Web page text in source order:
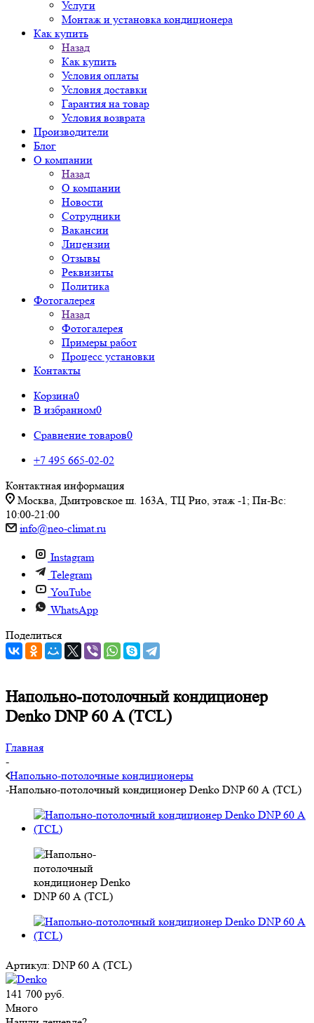
Услуги
Монтаж и установка кондиционера
Как купить
Назад
Как купить
Условия оплаты
Условия доставки
Гарантия на товар
Условия возврата
Производители
Блог
О компании
Назад
О компании
Новости
Сотрудники
Вакансии
Лицензии
Отзывы
Реквизиты
Политика
Фотогалерея
Назад
Фотогалерея
Примеры работ
Процесс установки
Контакты
Корзина0
В избранном0
Сравнение товаров0
+7 495 665-02-02
Контактная информация
Москва, Дмитровское ш. 163А, ТЦ Рио, этаж -1; Пн-Вс:
10:00-21:00
info@neo-climat.ru
Instagram
Telegram
YouTube
WhatsApp
Поделиться
Напольно-потолочный кондиционер
Denko DNP 60 А (TCL)
Главная
-
Напольно-потолочные кондиционеры
-Напольно-потолочный кондиционер Denko DNP 60 А (TCL)
Артикул: DNP 60 А (TCL)
141 700 руб.
Много